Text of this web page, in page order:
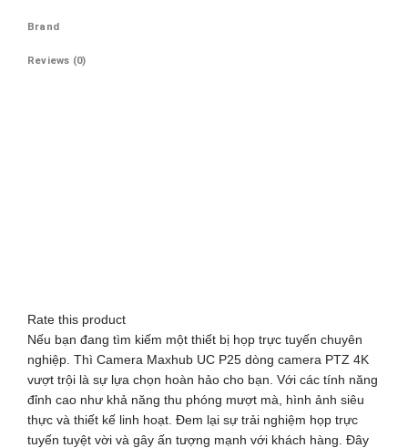
Brand
Reviews (0)
Rate this product
Nếu bạn đang tìm kiếm một thiết bị họp trực tuyến chuyên
nghiệp. Thì Camera Maxhub UC P25 dòng camera PTZ 4K
vượt trội là sự lựa chọn hoàn hảo cho bạn. Với các tính năng
đỉnh cao như khả năng thu phóng mượt mà, hình ảnh siêu
thực và thiết kế linh hoạt. Đem lại sự trải nghiệm họp trực
tuyến tuyệt vời và gây ấn tượng mạnh với khách hàng. Đây